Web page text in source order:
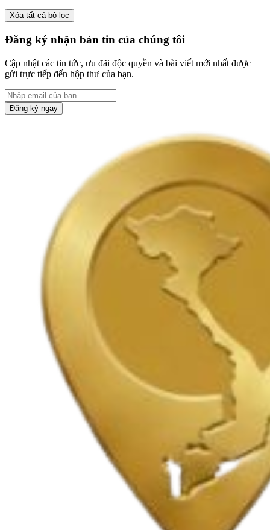
Xóa tất cả bộ lọc
Đăng ký nhận bản tin của chúng tôi
Cập nhật các tin tức, ưu đãi độc quyền và bài viết mới nhất được
gửi trực tiếp đến hộp thư của bạn.
Đăng ký ngay